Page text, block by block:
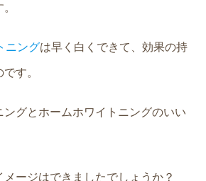
ニングは早く白くできて、効果の持
す。
ングとホームホワイトニングのいい
ージはできましたでしょうか？